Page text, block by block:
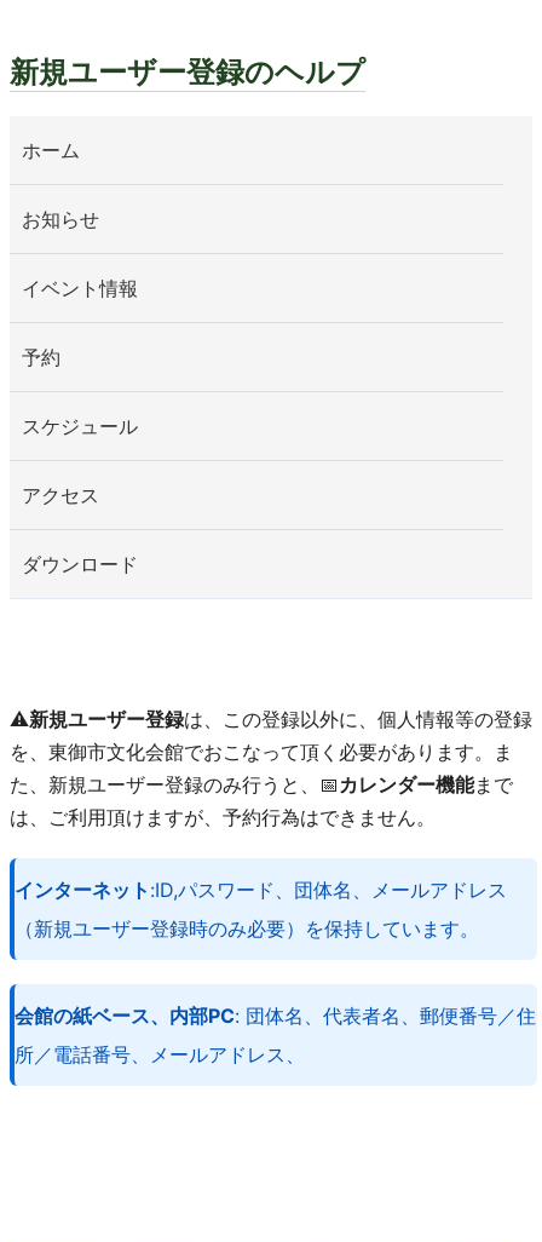
新規ユーザー登録のヘルプ
ホーム
お知らせ
イベント情報
予約
スケジュール
アクセス
ダウンロード
⚠️新規ユーザー登録は、この登録以外に、個人情報等の登録
を、東御市文化会館でおこなって頂く必要があります。ま
た、新規ユーザー登録のみ行うと、📅カレンダー機能まで
は、ご利用頂けますが、予約行為はできません。
インターネット :ID,パスワード、団体名、メールアドレス
（新規ユーザー登録時のみ必要）を保持しています。
会館の紙ベース、内部PC: 団体名、代表者名、郵便番号／住
所／電話番号、メールアドレス、